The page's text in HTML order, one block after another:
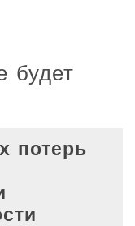
будет
потерь